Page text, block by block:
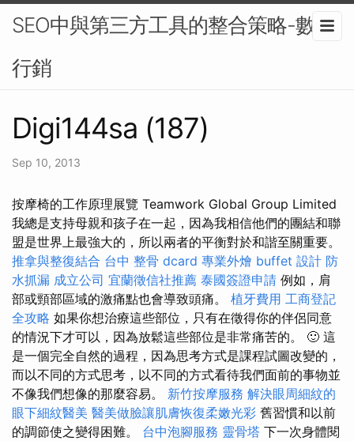
SEO中與第三方工具的整合策略-數位
行銷
Digi144sa (187)
Sep 10, 2013
按摩椅的工作原理展覽 Teamwork Global Group Limited
我總是支持母親和孩子在一起，因為我相信他們的團結和聯
盟是世界上最強大的，所以兩者的平衡對於和諧至關重要。
推拿與整復結合 台中 整骨 dcard 專業外燴 buffet 設計 防
水抓漏 成立公司 宜蘭徵信社推薦 泰國簽證申請 例如，肩
部或頸部區域的激痛點也會導致頭痛。 植牙費用 工商登記
全攻略 如果你想治療這些部位，只有在徵得你的伴侶同意
的情況下才可以，因為放鬆這些部位是非常痛苦的。 🙂 這
是一個完全自然的過程，因為思考方式是課程試圖改變的，
而以不同的方式思考，以不同的方式看待我們面前的事物並
不像我們想像的那麼容易。 新竹按摩服務 解決眼周細紋的
眼下細紋醫美 醫美做臉讓肌膚恢復柔嫩光彩 舊習慣和以前
的調節使之變得困難。 台中泡腳服務 靈骨塔 下一次身體閱